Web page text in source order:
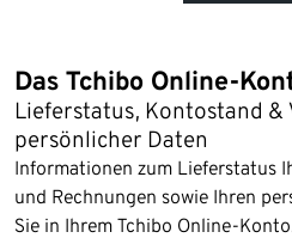
Das Tchibo Online-
Lieferstatus, Kontostand &
persönlicher Daten
Informationen zum Lieferstatus
und Rechnungen sowie Ihren
Sie in Ihrem Tchibo Online-